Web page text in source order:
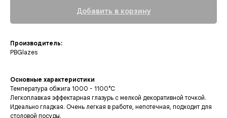
Добавить в корзину
Производитель:
PBGlazes
Основные характеристики
Температура обжига 1000 - 1100°C
Легкоплавкая эффектарная глазурь с мелкой декоративной точкой.
Идеально гладкая. Очень легкая в работе, непотечная, подходит для
столовой посуды.